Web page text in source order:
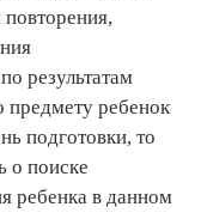
результатам
предмету ребенок
подготовки, то
о поиске
ребенка в данном